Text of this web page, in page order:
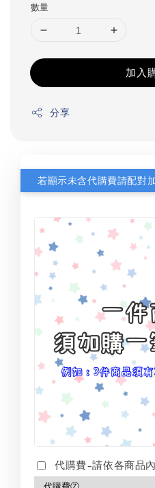
數量
加入
分享
代購費-請依各商品